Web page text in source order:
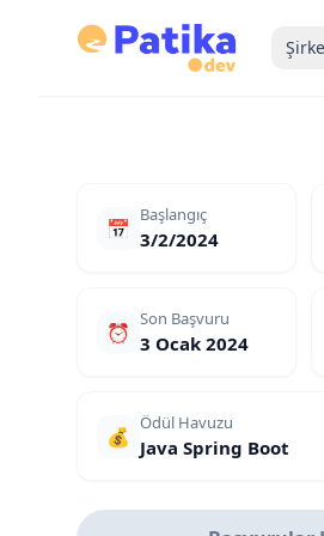
📅
Başlangıç
3/2/2024
⏰
Son Başvuru
3 Ocak 2024
💰
Ödül Havuzu
Java Spring Boot